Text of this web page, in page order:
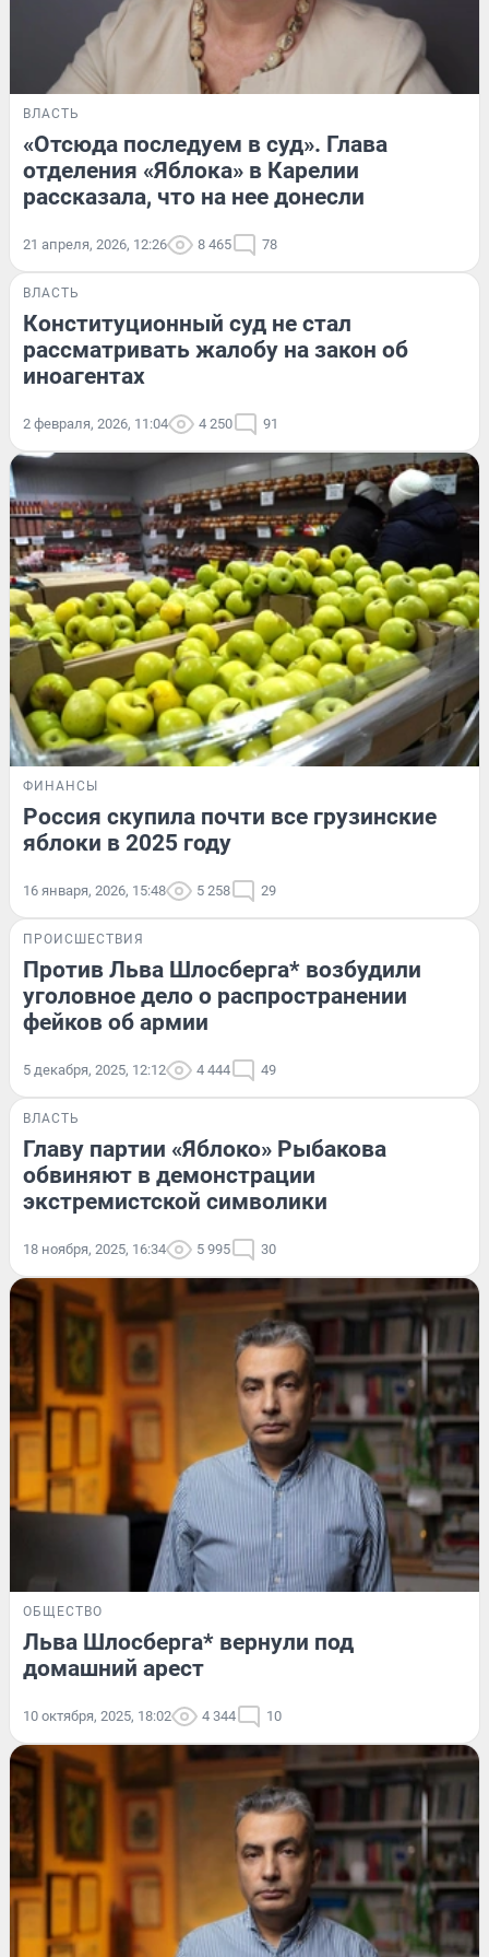
ВЛАСТЬ
«Отсюда последуем в суд». Глава
отделения «Яблока» в Карелии
рассказала, что на нее донесли
21 апреля, 2026, 12:26 8 465 78
ВЛАСТЬ
Конституционный суд не стал
рассматривать жалобу на закон об
иноагентах
2 февраля, 2026, 11:04 4 250 91
ФИНАНСЫ
Россия скупила почти все грузинские
яблоки в 2025 году
16 января, 2026, 15:48 5 258 29
ПРОИСШЕСТВИЯ
Против Льва Шлосберга* возбудили
уголовное дело о распространении
фейков об армии
5 декабря, 2025, 12:12 4 444 49
ВЛАСТЬ
Главу партии «Яблоко» Рыбакова
обвиняют в демонстрации
экстремистской символики
18 ноября, 2025, 16:34 5 995 30
ОБЩЕСТВО
Льва Шлосберга* вернули под
домашний арест
10 октября, 2025, 18:02 4 344 10